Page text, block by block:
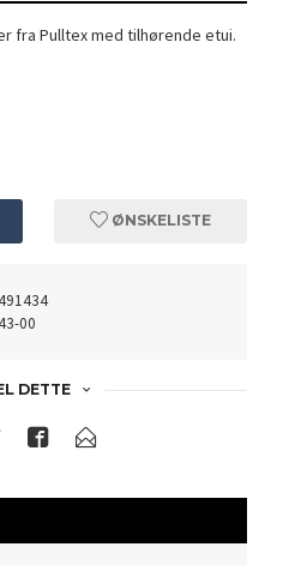
fra Pulltex med tilhørende etui.
ØNSKELISTE
00
DETTE